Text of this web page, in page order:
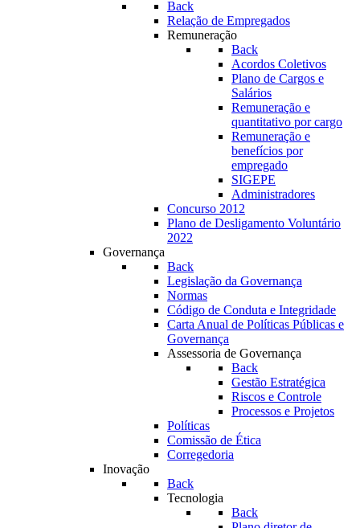
Back
Relação de Empregados
Remuneração
Back
Acordos Coletivos
Plano de Cargos e
Salários
Remuneração e
quantitativo por cargo
Remuneração e
benefícios por
empregado
SIGEPE
Administradores
Concurso 2012
Plano de Desligamento Voluntário
2022
Governança
Back
Legislação da Governança
Normas
Código de Conduta e Integridade
Carta Anual de Políticas Públicas e
Governança
Assessoria de Governança
Back
Gestão Estratégica
Riscos e Controle
Processos e Projetos
Políticas
Comissão de Ética
Corregedoria
Inovação
Back
Tecnologia
Back